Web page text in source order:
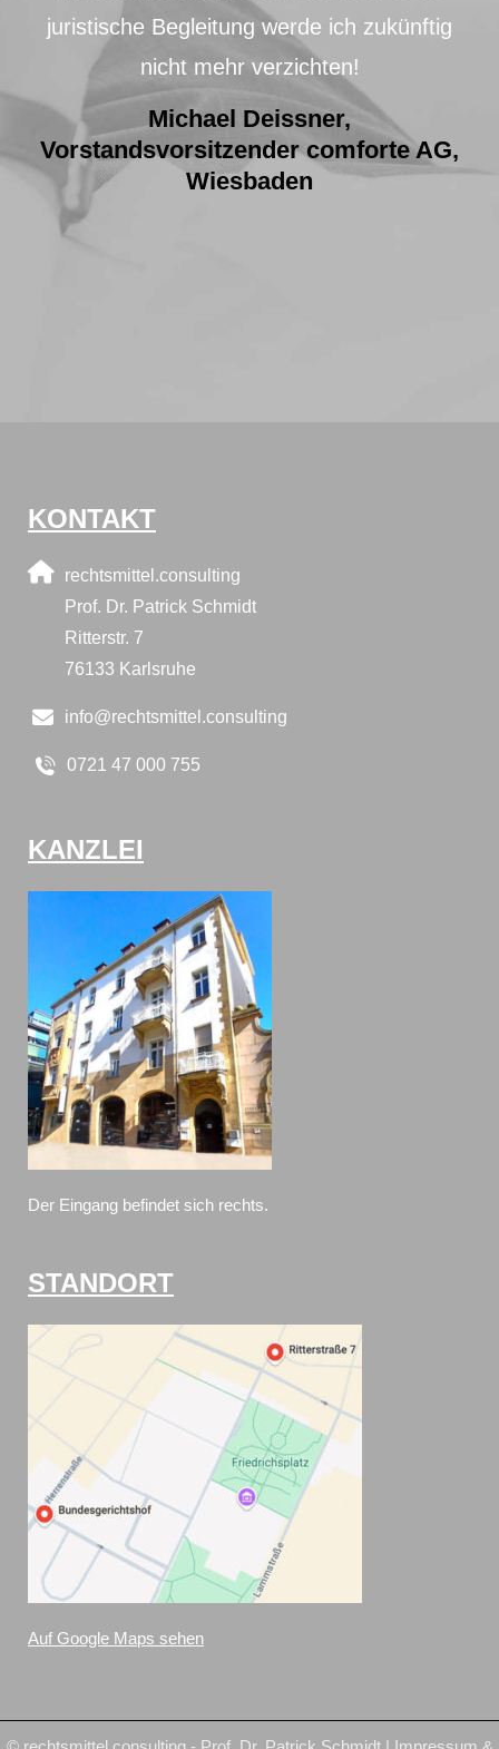
juristische Begleitung werde ich zukünftig
nicht mehr verzichten!
Michael Deissner,
Vorstandsvorsitzender comforte AG,
Wiesbaden
KONTAKT
rechtsmittel.consulting
Prof. Dr. Patrick Schmidt
Ritterstr. 7​
76133 Karlsruhe
info@rechtsmittel.consulting
0721 47 000 755
KANZLEI
Der Eingang befindet sich rechts.
STANDORT
Auf Google Maps sehen